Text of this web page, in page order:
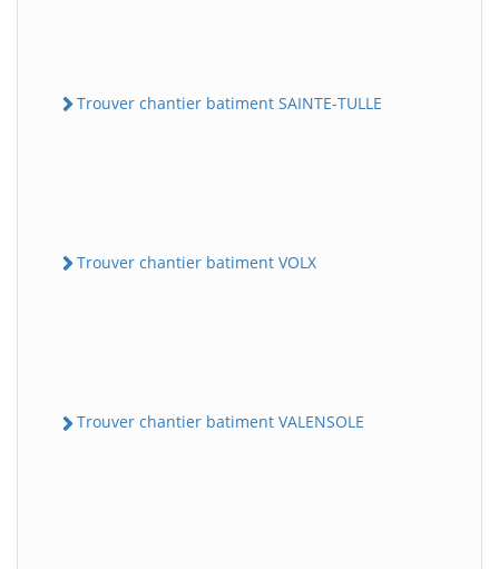
Trouver chantier batiment SAINTE-TULLE
Trouver chantier batiment VOLX
Trouver chantier batiment VALENSOLE